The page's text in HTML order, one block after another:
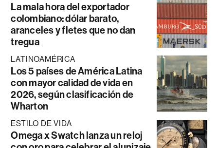
La mala hora del exportador
colombiano: dólar barato,
aranceles y fletes que no dan
tregua
LATINOAMÉRICA
Los 5 países de América Latina
con mayor calidad de vida en
2026, según clasificación de
Wharton
ESTILO DE VIDA
Omega x Swatch lanza un reloj